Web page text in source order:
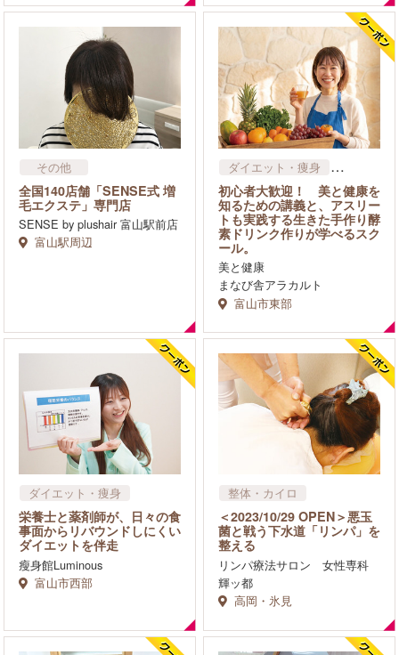
その他
全国140店舗「SENSE式 増
毛エクステ」専門店
SENSE by plushair 富山駅前店
富山駅周辺
ダイエット・痩身
漢方・サプリメント
整体・カイロ
初心者大歓迎！ 美と健康を
知るための講義と、アスリー
トも実践する生きた手作り酵
素ドリンク作りが学べるスク
ール。
美と健康
まなび舎アラカルト
富山市東部
ダイエット・痩身
栄養士と薬剤師が、日々の食
事面からリバウンドしにくい
ダイエットを伴走
瘦身館Luminous
富山市西部
整体・カイロ
＜2023/10/29 OPEN＞悪玉
菌と戦う下水道「リンパ」を
整える
リンパ療法サロン 女性専科
輝ッ都
高岡・氷見